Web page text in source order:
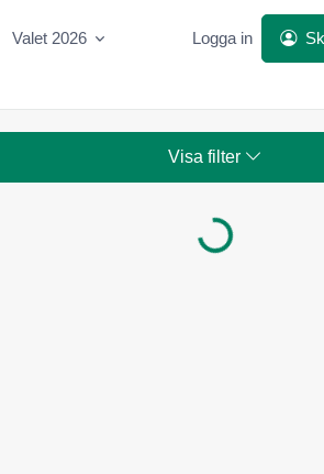
Valet 2026 Logga in
Visa filter
Laddar...